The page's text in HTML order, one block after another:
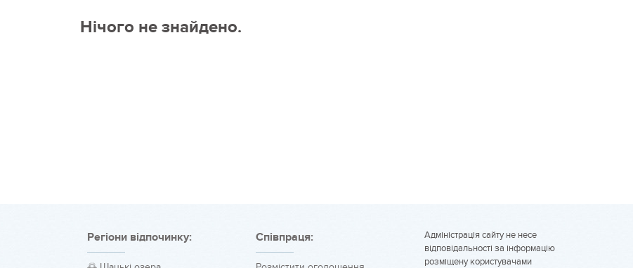
Нічого не знайдено.
Регіони відпочинку: Співпраця:
Адміністрація сайту не несе
відповідальності за інформацію
розміщену користувачами